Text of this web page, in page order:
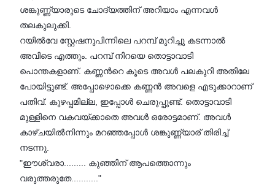
ശങ്കുണ്ണ്യാരുടെ ചോദ്യത്തിന് അറിയാം എന്നവള്‍
തലകുലുക്കി.
റയില്‍വേ സ്റ്റേഷനുപിന്നിലെ പറമ്പ് മുറിച്ചു കടന്നാല്‍
അവിടെ എത്തും. പറമ്പ് നിറയെ തൊട്ടാവാടി
പൊന്തകളാണ്. കണ്ണന്‍റെ കൂടെ അവള്‍ പലകുറി അതിലേ
പോയിട്ടുണ്ട്. അപ്പോഴൊക്കെ കണ്ണന്‍ അവളെ എടുക്കാറാണ്
പതിവ്. കുഴപ്പമില്ല, ഇപ്പോള്‍ ചെരുപ്പുണ്ട്. തൊട്ടാവാടി
മുള്ളിനെ വകവയ്ക്കാതെ അവള്‍ ഒരോട്ടമാണ്. അവള്‍
കാഴ്ചയില്‍നിന്നും മറഞ്ഞപ്പോള്‍ ശങ്കുണ്ണ്യാര് തിരിച്ച്
നടന്നു.
"ഈശ്വരാ......... കുഞ്ഞിന് ആപത്തൊന്നും
വരുത്തരുതേ..........."